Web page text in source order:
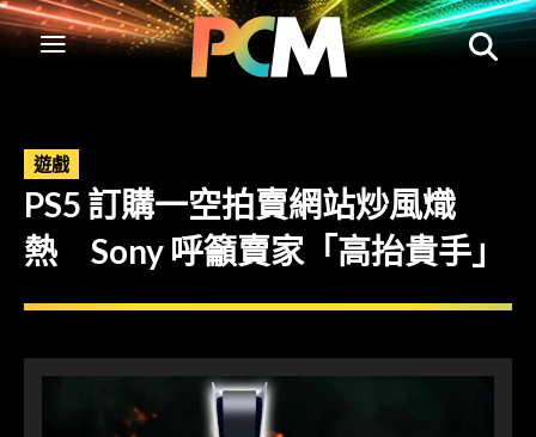
遊戲
PS5 訂購一空拍賣網站炒風熾
熱 Sony 呼籲賣家「高抬貴手」